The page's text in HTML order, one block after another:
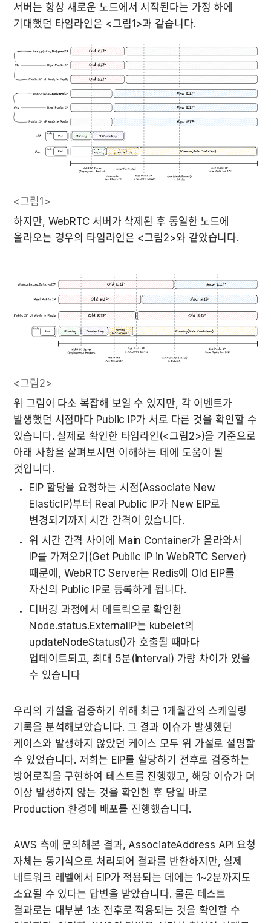
서버는 항상 새로운 노드에서 시작된다는 가정 하에
기대했던 타임라인은 <그림1>과 같습니다.
<그림1>
하지만, WebRTC 서버가 삭제된 후 동일한 노드에
올라오는 경우의 타임라인은 <그림2>와 같았습니다.
<그림2>
위 그림이 다소 복잡해 보일 수 있지만, 각 이벤트가
발생했던 시점마다 Public IP가 서로 다른 것을 확인할 수
있습니다. 실제로 확인한 타임라인(<그림2>)을 기준으로
아래 사항을 살펴보시면 이해하는 데에 도움이 될
것입니다.
EIP 할당을 요청하는 시점(Associate New
ElasticIP)부터 Real Public IP가 New EIP로
변경되기까지 시간 간격이 있습니다.
위 시간 간격 사이에 Main Container가 올라와서
IP를 가져오기(Get Public IP in WebRTC Server)
때문에, WebRTC Server는 Redis에 Old EIP를
자신의 Public IP로 등록하게 됩니다.
디버깅 과정에서 메트릭으로 확인한
Node.status.ExternalIP는 kubelet의
updateNodeStatus()가 호출될 때마다
업데이트되고, 최대 5분(interval) 가량 차이가 있을
수 있습니다
우리의 가설을 검증하기 위해 최근 1개월간의 스케일링
기록을 분석해보았습니다. 그 결과 이슈가 발생했던
케이스와 발생하지 않았던 케이스 모두 위 가설로 설명할
수 있었습니다. 저희는 EIP를 할당하기 전후로 검증하는
방어로직을 구현하여 테스트를 진행했고, 해당 이슈가 더
이상 발생하지 않는 것을 확인한 후 당일 바로
Production 환경에 배포를 진행했습니다.
AWS 측에 문의해본 결과, AssociateAddress API 요청
자체는 동기식으로 처리되어 결과를 반환하지만, 실제
네트워크 레벨에서 EIP가 적용되는 데에는 1~2분까지도
소요될 수 있다는 답변을 받았습니다. 물론 테스트
결과로는 대부분 1초 전후로 적용되는 것을 확인할 수